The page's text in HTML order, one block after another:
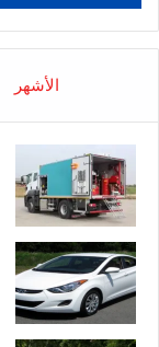
الأشهر